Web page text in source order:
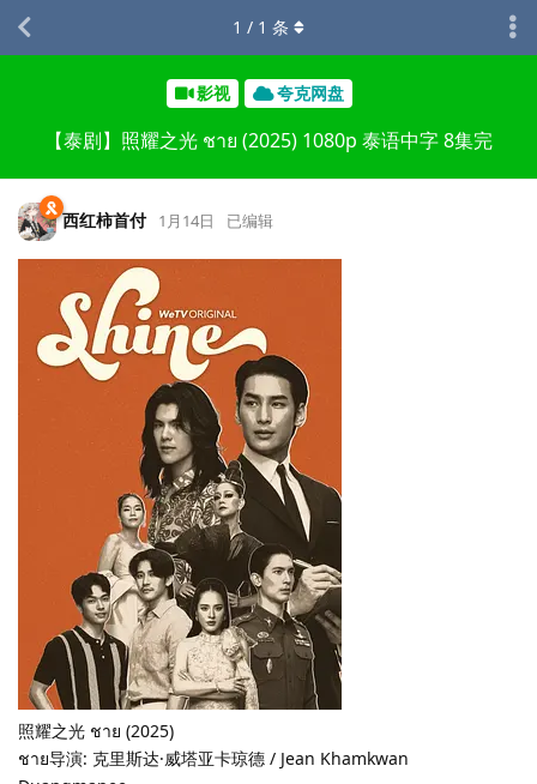
影视 夸克网盘
【泰剧】照耀之光 ชาย (2025) 1080p 泰语中字 8集完
1 / 1 条
西红柿首付 1月14日 已编辑
照耀之光 ชาย (2025)
ชาย导演: 克里斯达·威塔亚卡琼德 / Jean Khamkwan